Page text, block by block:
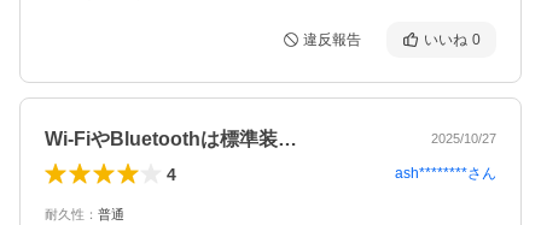
違反報告 いいね 0
Wi-FiやBluetoothは標準装… 2025/10/27
4 ash********さん
耐久性 ： 普通